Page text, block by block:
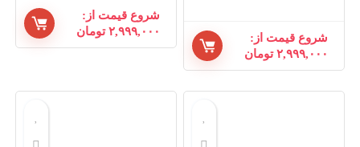
شروع قیمت از:
۲,۹۹۹,۰۰۰ تومان
شروع قیمت از:
۲,۹۹۹,۰۰۰ تومان